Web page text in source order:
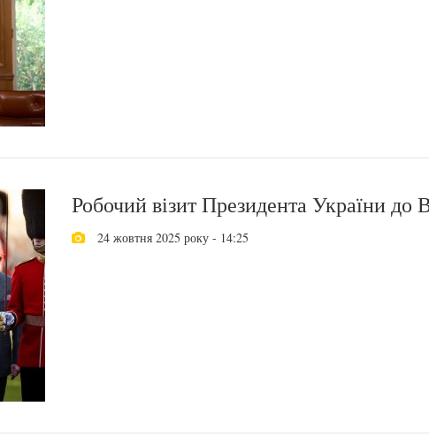
Робочий візит Президента України до
24 жовтня 2025 року - 14:25